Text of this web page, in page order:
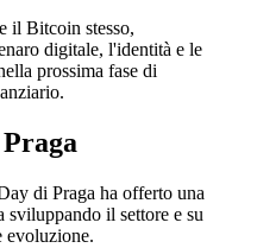
il Bitcoin stesso,
digitale, l'identità e le
prossima fase di
di Praga ha offerto una
sviluppando il settore e su
evoluzione.